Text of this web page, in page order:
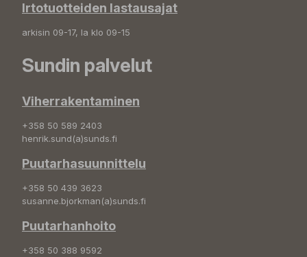
Irtotuotteiden lastausajat
arkisin 09-17, la klo 09-15
Sundin palvelut
Viherrakentaminen
+358 50 589 2403
henrik.sund(a)sunds.fi
Puutarhasuunnittelu
+358 50 439 3623
susanne.bjorkman(a)sunds.fi
Puutarhanhoito
+358 50 388 9592